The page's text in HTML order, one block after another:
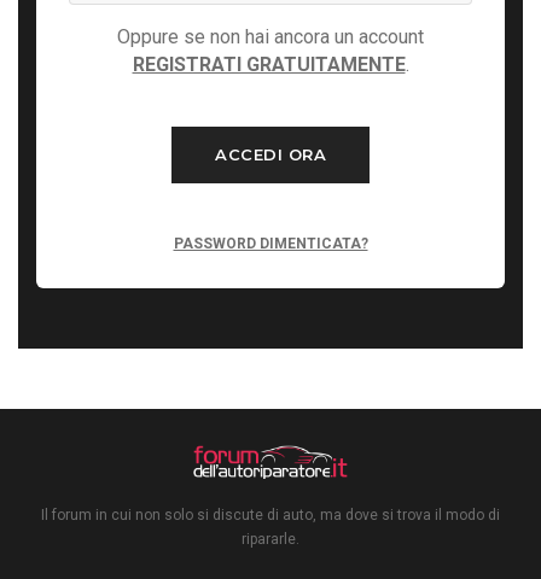
Oppure se non hai ancora un account
REGISTRATI GRATUITAMENTE.
ACCEDI ORA
PASSWORD DIMENTICATA?
Il forum in cui non solo si discute di auto, ma dove si trova il modo di
ripararle.